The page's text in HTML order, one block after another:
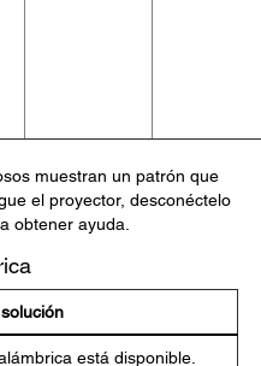
muestran un patrón que
el proyector, desconéctelo
obtener ayuda.
está disponible.